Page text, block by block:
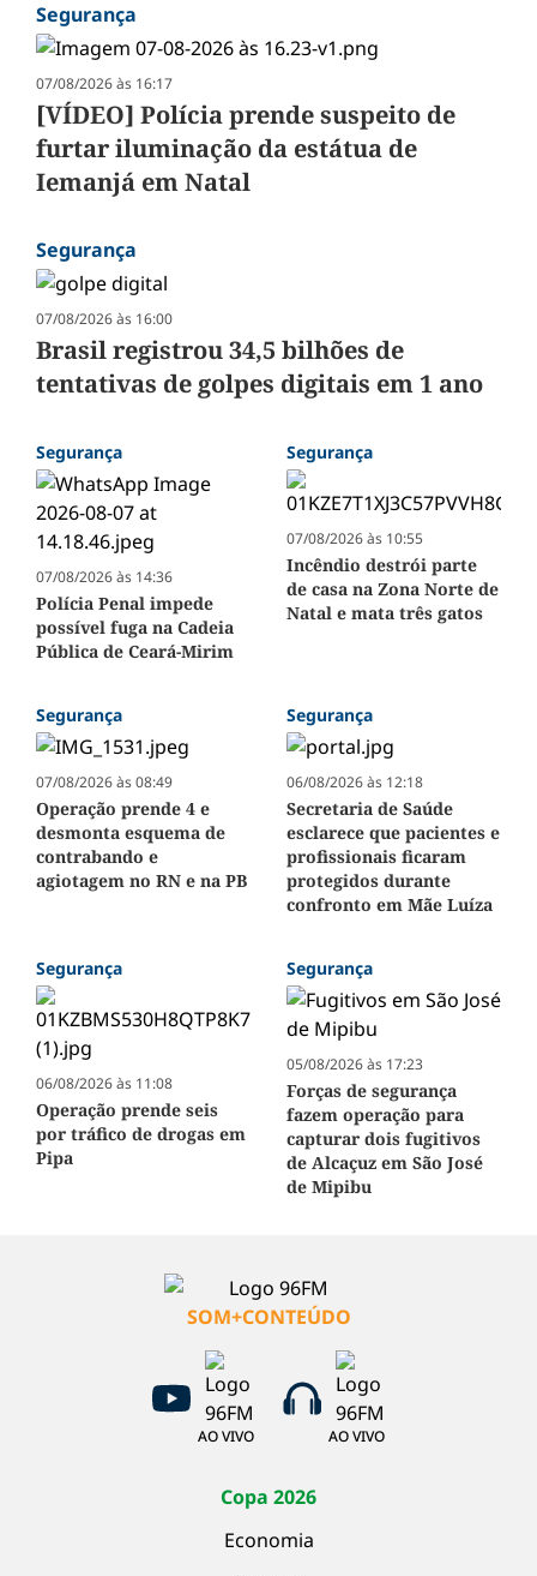
Segurança
07/08/2026 às 16:17
[VÍDEO] Polícia prende suspeito de
furtar iluminação da estátua de
Iemanjá em Natal
Segurança
07/08/2026 às 16:00
Brasil registrou 34,5 bilhões de
tentativas de golpes digitais em 1 ano
Segurança
07/08/2026 às 14:36
Polícia Penal impede
possível fuga na Cadeia
Pública de Ceará-Mirim
Segurança
07/08/2026 às 10:55
Incêndio destrói parte
de casa na Zona Norte de
Natal e mata três gatos
Segurança
07/08/2026 às 08:49
Operação prende 4 e
desmonta esquema de
contrabando e
agiotagem no RN e na PB
Segurança
06/08/2026 às 12:18
Secretaria de Saúde
esclarece que pacientes e
profissionais ficaram
protegidos durante
confronto em Mãe Luíza
Segurança
06/08/2026 às 11:08
Operação prende seis
por tráfico de drogas em
Pipa
Segurança
05/08/2026 às 17:23
Forças de segurança
fazem operação para
capturar dois fugitivos
de Alcaçuz em São José
de Mipibu
SOM+CONTEÚDO
AO VIVO AO VIVO
Copa 2026
Economia